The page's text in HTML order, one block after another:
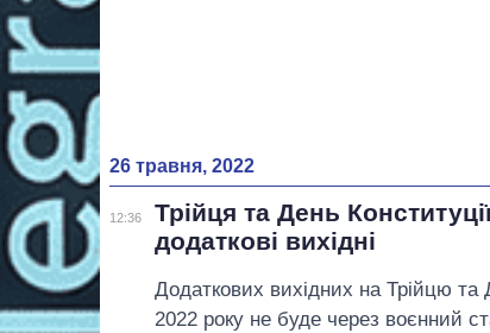
26 травня, 2022
12:36
Трійця та День
додаткові вихідні
Додаткових вихідних на Трійцю та
2022 року не буде через воєнний